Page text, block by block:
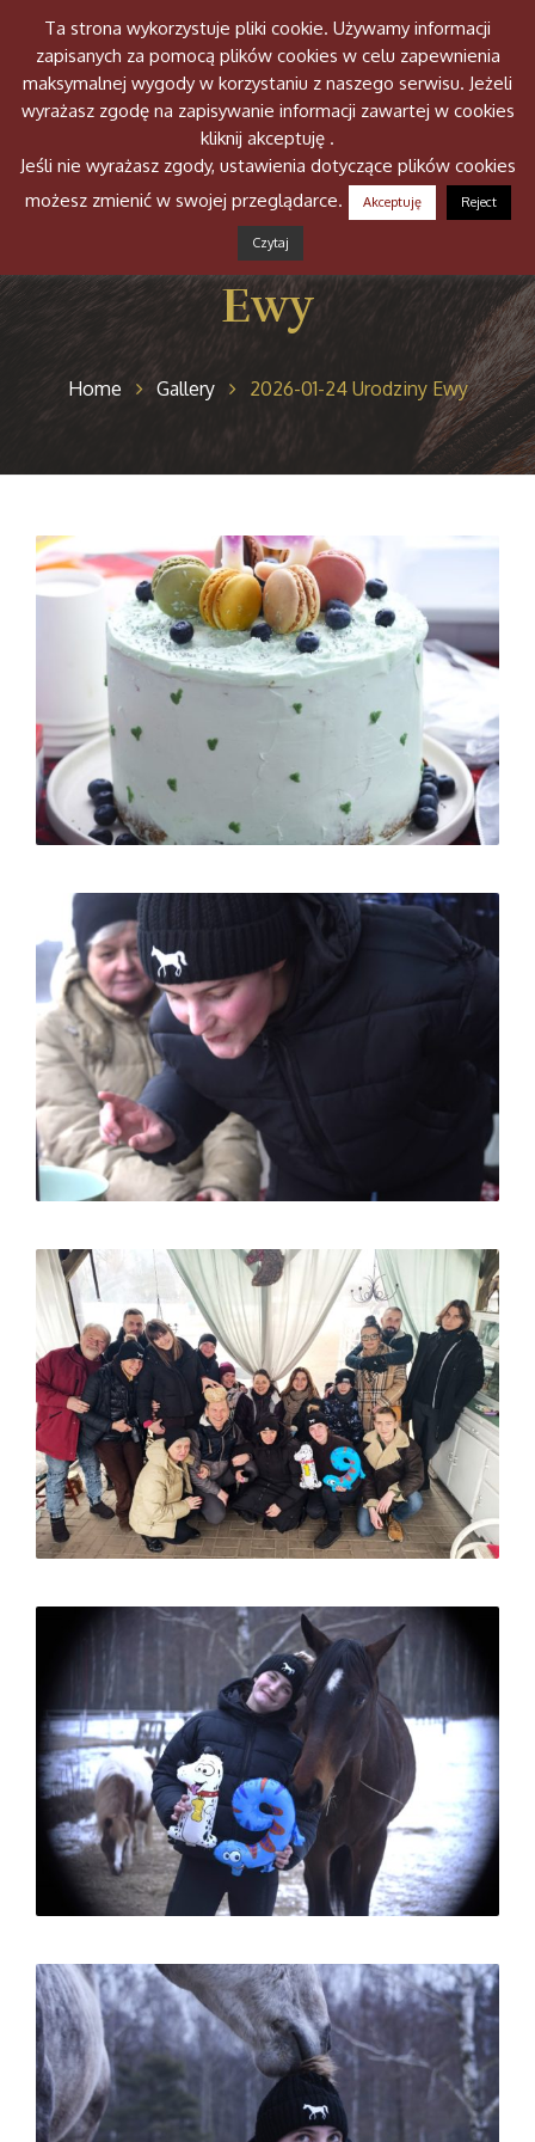
2026-01-24 Urodziny
Ewy
Home Gallery 2026-01-24 Urodziny Ewy
Ta strona wykorzystuje pliki cookie. Używamy informacji
zapisanych za pomocą plików cookies w celu zapewnienia
maksymalnej wygody w korzystaniu z naszego serwisu. Jeżeli
wyrażasz zgodę na zapisywanie informacji zawartej w cookies
kliknij akceptuję .
Jeśli nie wyrażasz zgody, ustawienia dotyczące plików cookies
możesz zmienić w swojej przeglądarce.
Akceptuję Reject
Czytaj